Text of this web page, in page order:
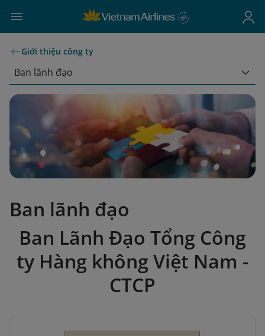
Giới thiệu công ty
Ban lãnh đạo
Ban lãnh đạo
Ban Lãnh Đạo Tổng Công
ty Hàng không Việt Nam -
CTCP